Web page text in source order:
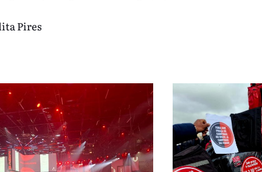
Pires